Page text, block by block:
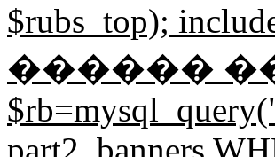
$rubs_top);
������